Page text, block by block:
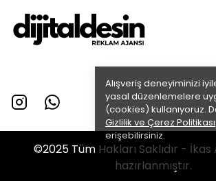
Alışveriş deneyiminizi
yasal düzenlemelere
(cookies) kullanıyoruz.
Gizlilik ve Çerez Politikası
erişebilirsiniz.
©2025 Tüm Hakları Saklıdır - İkas
hazırlanmıştır.